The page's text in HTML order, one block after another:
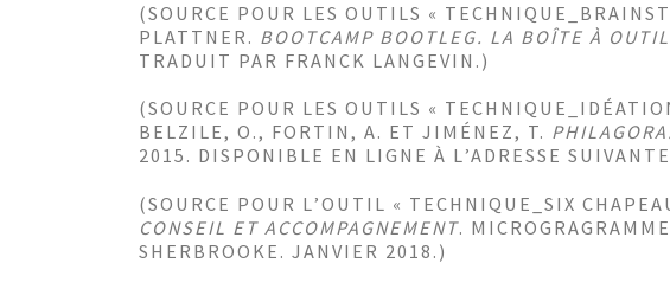
(SOURCE POUR LES OUTILS «
PLATTNER. BOOTCAMP BOOTLEG. LA BOÎTE À
TRADUIT PAR FRANCK LANGEVIN.)
(SOURCE POUR LES OUTILS «
BELZILE, O., FORTIN, A. ET JIMÉNEZ, T.
2015. DISPONIBLE EN LIGNE À L’ADRESSE
(SOURCE POUR L’OUTIL « TECHNIQUE_SIX
CONSEIL ET ACCOMPAGNEMENT.
SHERBROOKE. JANVIER 2018.)